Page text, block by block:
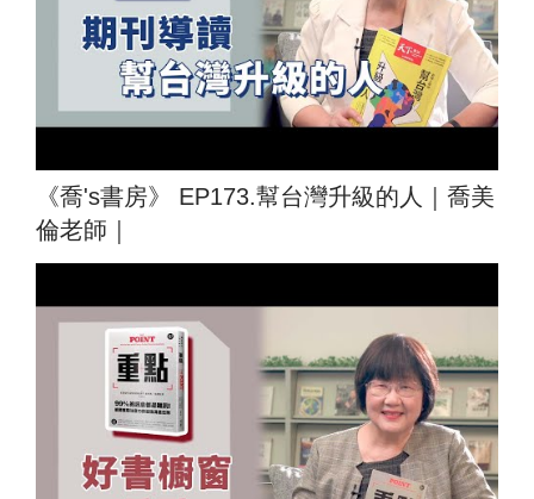
《喬's書房》 EP173.幫台灣升級的人｜喬美
倫老師｜